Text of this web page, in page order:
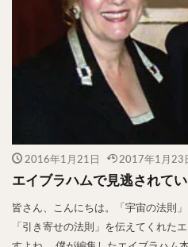
2016年1月21日 2017年1月23
エイブラハムで見逃されて
皆さん、こんにちは。「宇宙の法則
「引き寄せの法則」を伝えてくれた